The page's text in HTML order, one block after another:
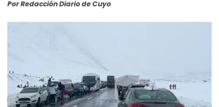
PorRedacción Diario de Cuyo